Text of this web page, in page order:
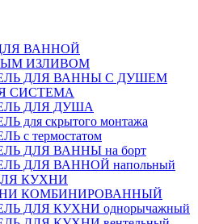
ВАННОЙ
ИЗЛИВОМ
ДЛЯ ВАННЫ С ДУШЕМ
СИСТЕМА
ДЛЯ ДУША
для скрытого монтажа
с термостатом
ДЛЯ ВАННЫ на борт
ДЛЯ ВАННОЙ напольный
КУХНИ
КОМБИНИРОВАННЫЙ
ДЛЯ КУХНИ однорычажный